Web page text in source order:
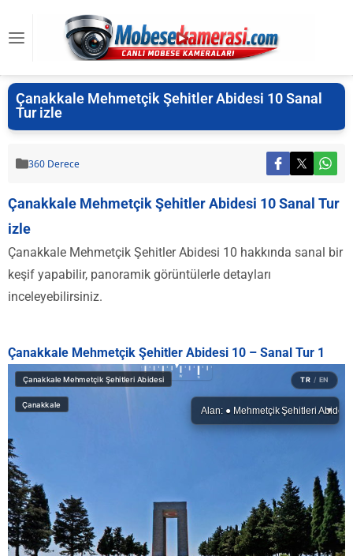
Çanakkale Mehmetçik Şehitler Abidesi 10 Sanal
Tur izle
360 Derece
Çanakkale Mehmetçik Şehitler Abidesi 10 Sanal Tur
izle
Çanakkale Mehmetçik Şehitler Abidesi 10 hakkında sanal bir
keşif yapabilir, panoramik görüntülerle detayları
inceleyebilirsiniz.
Çanakkale Mehmetçik Şehitler Abidesi 10 – Sanal Tur 1